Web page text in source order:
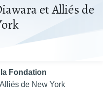
et Alliés de
Fondation
de New York